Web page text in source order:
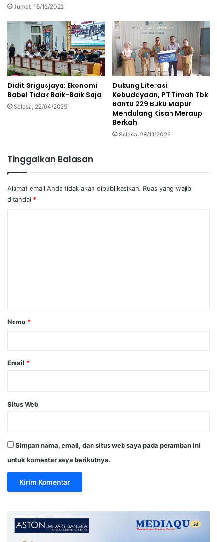
Jumat, 16/12/2022
Didit Srigusjaya: Ekonomi
Babel Tidak Baik-Baik Saja
Selasa, 22/04/2025
Dukung Literasi
Kebudayaan, PT Timah Tbk
Bantu 229 Buku Mapur
Mendulang Kisah Meraup
Berkah
Selasa, 28/11/2023
Tinggalkan Balasan
Alamat email Anda tidak akan dipublikasikan. Ruas yang wajib
ditandai *
rNama *
Email *
Situs Web
Simpan nama, email, dan situs web saya pada peramban ini
untuk komentar saya berikutnya.